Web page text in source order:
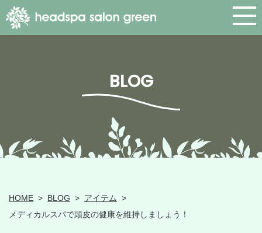
BLOG
HOME > BLOG > アイテム
>
メディカルスパで頭皮の健康を維持しましょう！